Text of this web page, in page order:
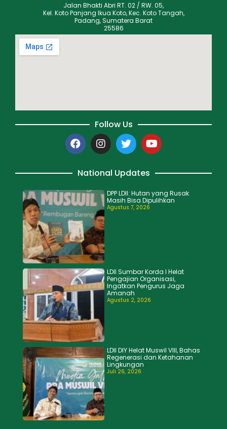
Jalan Bhakti Abri RT. 02 / RW. 05,
Kel. Koto Panjang Ikua Koto, Kec. Koto Tangah,
Padang, Sumatera Barat
25586
Follow Us
National Updates
DPP LDII: Hutan yang Rusak
Masih Bisa Dipulihkan
Agustus 7, 2026
LDII Sumbar Korda I Helat
Pengajian Organisasi,
Ingatkan Pengurus Jaga
Amanah
Agustus 2, 2026
LDII DIY Helat Muswil VIII, Bahas
Regenerasi dan Ketahanan
Lingkungan
Juli 26, 2026